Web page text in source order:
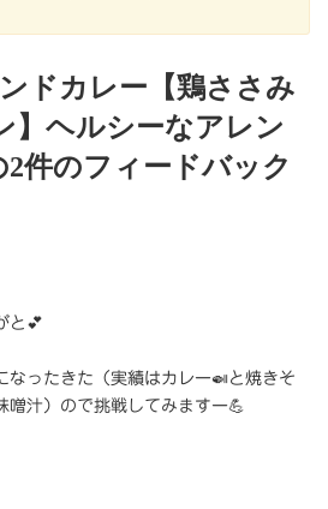
ドカレー【鶏ささみ
】ヘルシーなアレン
件のフィードバック
と💕
なったきた（実績はカレー🍛と焼きそ
噌汁）ので挑戦してみますー💪